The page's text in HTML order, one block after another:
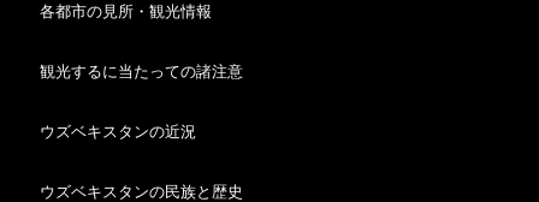
各都市の見所・観光情報
観光するに当たっての諸注意
ウズベキスタンの近況
ウズベキスタンの民族と歴史
日記 の記事一覧